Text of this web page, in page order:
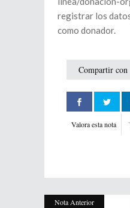
registrar los
como donador.
Compartir con
Valora esta nota
Nota Anterior